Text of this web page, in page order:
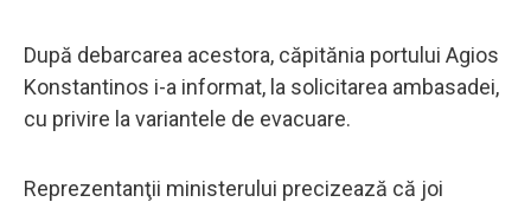
După debarcarea acestora, căpitănia portului Agios
Konstantinos i-a informat, la solicitarea ambasadei,
cu privire la variantele de evacuare.
Reprezentanţii ministerului precizează că joi